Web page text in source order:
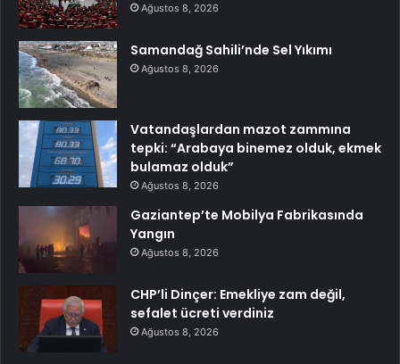
Ağustos 8, 2026
Samandağ Sahili’nde Sel Yıkımı
Ağustos 8, 2026
Vatandaşlardan mazot zammına
tepki: “Arabaya binemez olduk, ekmek
bulamaz olduk”
Ağustos 8, 2026
Gaziantep’te Mobilya Fabrikasında
Yangın
Ağustos 8, 2026
CHP’li Dinçer: Emekliye zam değil,
sefalet ücreti verdiniz
Ağustos 8, 2026